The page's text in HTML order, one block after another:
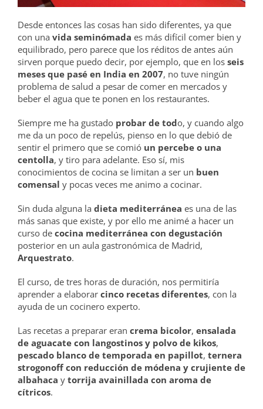
Desde entonces las cosas han sido diferentes, ya que
con una vida seminómada es más difícil comer bien y
equilibrado, pero parece que los réditos de antes aún
sirven porque puedo decir, por ejemplo, que en los seis
meses que pasé en India en 2007, no tuve ningún
problema de salud a pesar de comer en mercados y
beber el agua que te ponen en los restaurantes.
Siempre me ha gustado probar de todo, y cuando algo
me da un poco de repelús, pienso en lo que debió de
sentir el primero que se comió un percebe o una
centolla, y tiro para adelante. Eso sí, mis
conocimientos de cocina se limitan a ser un buen
comensal y pocas veces me animo a cocinar.
Sin duda alguna la dieta mediterránea es una de las
más sanas que existe, y por ello me animé a hacer un
curso de cocina mediterránea con degustación
posterior en un aula gastronómica de Madrid,
Arquestrato.
El curso, de tres horas de duración, nos permitiría
aprender a elaborar cinco recetas diferentes, con la
ayuda de un cocinero experto.
Las recetas a preparar eran crema bicolor, ensalada
de aguacate con langostinos y polvo de kikos,
pescado blanco de temporada en papillot, ternera
strogonoff con reducción de módena y crujiente de
albahaca y torrija avainillada con aroma de
cítricos.